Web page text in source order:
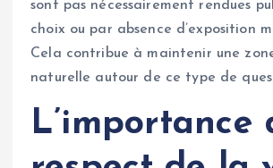
sont pas nécessairement rendues
choix ou par absence d’exposition
Cela contribue à maintenir une
naturelle autour de ce type de
L’importance